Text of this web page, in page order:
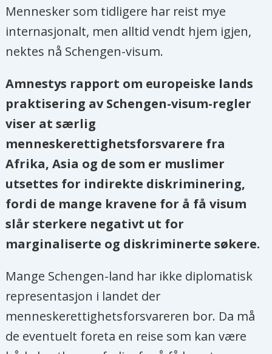
Mennesker som tidligere har reist mye
internasjonalt, men alltid vendt hjem igjen,
nektes nå Schengen-visum.
Amnestys rapport om europeiske lands
praktisering av Schengen-visum-regler
viser at særlig
menneskerettighetsforsvarere fra
Afrika, Asia og de som er muslimer
utsettes for indirekte diskriminering,
fordi de mange kravene for å få visum
slår sterkere negativt ut for
marginaliserte og diskriminerte søkere.
Mange Schengen-land har ikke diplomatisk
representasjon i landet der
menneskerettighetsforsvareren bor. Da må
de eventuelt foreta en reise som kan være